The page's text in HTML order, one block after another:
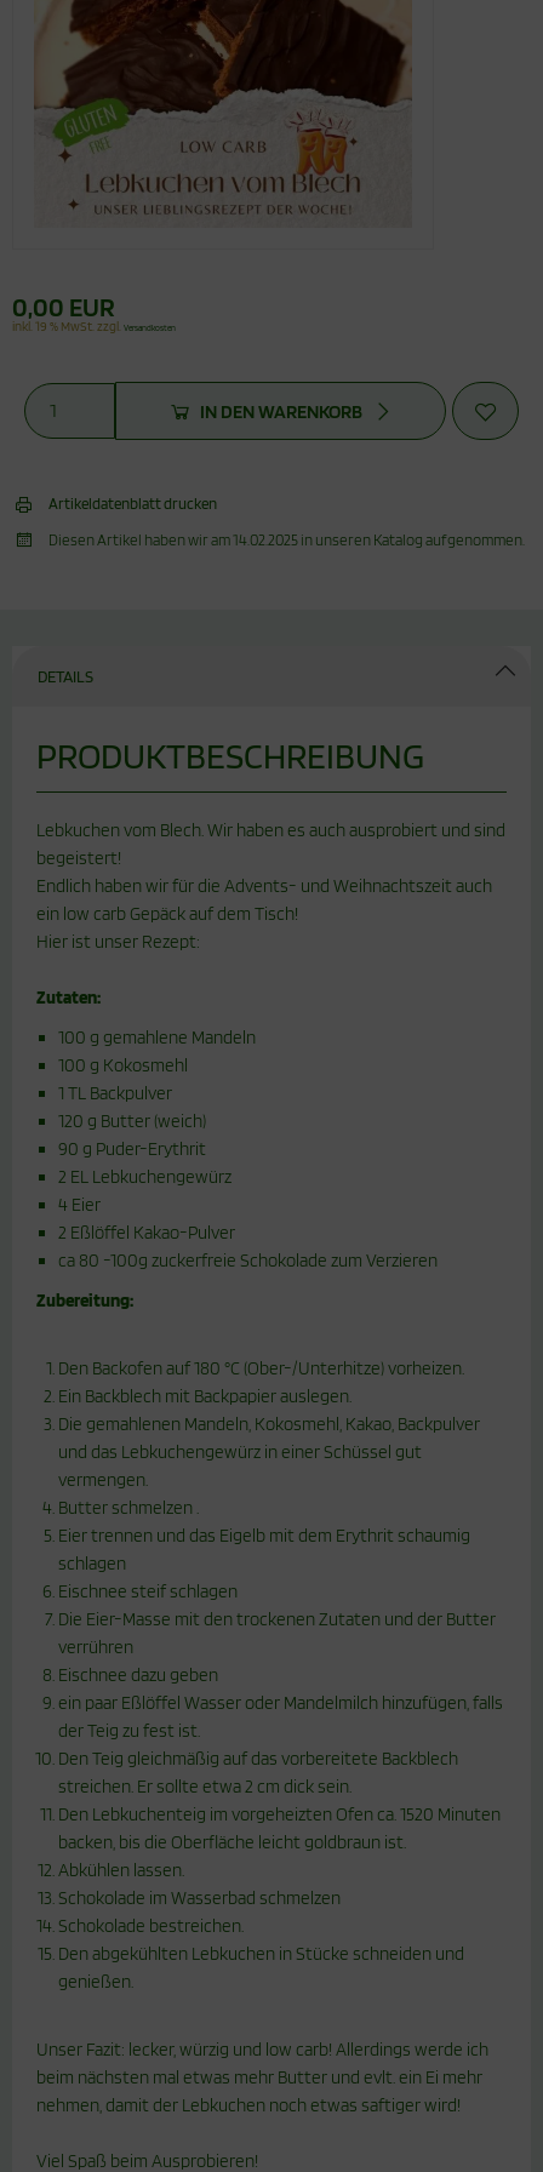
0,00 EUR
inkl. 19 % MwSt. zzgl. Versandkosten
IN DEN WARENKORB
Artikeldatenblatt drucken
Diesen Artikel haben wir am 14.02.2025 in unseren Katalog aufgenommen.
DETAILS
PRODUKTBESCHREIBUNG
Lebkuchen vom Blech. Wir haben es auch ausprobiert und sind
begeistert!
Endlich haben wir für die Advents- und Weihnachtszeit auch
ein low carb Gepäck auf dem Tisch!
Hier ist unser Rezept:
Zutaten:
100 g gemahlene Mandeln
100 g Kokosmehl
1 TL Backpulver
120 g Butter (weich)
90 g Puder-Erythrit
2 EL Lebkuchengewürz
4 Eier
2 Eßlöffel Kakao-Pulver
ca 80 -100g zuckerfreie Schokolade zum Verzieren
Zubereitung:
Den Backofen auf 180 °C (Ober-/Unterhitze) vorheizen.
Ein Backblech mit Backpapier auslegen.
Die gemahlenen Mandeln, Kokosmehl, Kakao, Backpulver
und das Lebkuchengewürz in einer Schüssel gut
vermengen.
Butter schmelzen .
Eier trennen und das Eigelb mit dem Erythrit schaumig
schlagen
Eischnee steif schlagen
Die Eier-Masse mit den trockenen Zutaten und der Butter
verrühren
Eischnee dazu geben
ein paar Eßlöffel Wasser oder Mandelmilch hinzufügen, falls
der Teig zu fest ist.
Den Teig gleichmäßig auf das vorbereitete Backblech
streichen. Er sollte etwa 2 cm dick sein.
Den Lebkuchenteig im vorgeheizten Ofen ca. 1520 Minuten
backen, bis die Oberfläche leicht goldbraun ist.
Abkühlen lassen.
Schokolade im Wasserbad schmelzen
Schokolade bestreichen.
Den abgekühlten Lebkuchen in Stücke schneiden und
genießen.
Unser Fazit: lecker, würzig und low carb! Allerdings werde ich
beim nächsten mal etwas mehr Butter und evlt. ein Ei mehr
nehmen, damit der Lebkuchen noch etwas saftiger wird!
Viel Spaß beim Ausprobieren!